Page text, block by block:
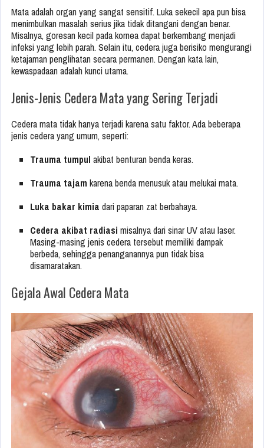
Mata adalah organ yang sangat sensitif. Luka sekecil apa pun bisa
menimbulkan masalah serius jika tidak ditangani dengan benar.
Misalnya, goresan kecil pada kornea dapat berkembang menjadi
infeksi yang lebih parah. Selain itu, cedera juga berisiko mengurangi
ketajaman penglihatan secara permanen. Dengan kata lain,
kewaspadaan adalah kunci utama.
Jenis-Jenis Cedera Mata yang Sering Terjadi
Cedera mata tidak hanya terjadi karena satu faktor. Ada beberapa
jenis cedera yang umum, seperti:
Trauma tumpul akibat benturan benda keras.
Trauma tajam karena benda menusuk atau melukai mata.
Luka bakar kimia dari paparan zat berbahaya.
Cedera akibat radiasi misalnya dari sinar UV atau laser.
Masing-masing jenis cedera tersebut memiliki dampak
berbeda, sehingga penanganannya pun tidak bisa
disamaratakan.
Gejala Awal Cedera Mata